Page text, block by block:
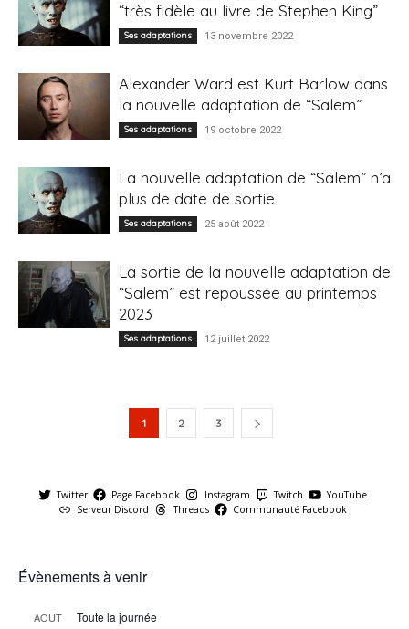
“très fidèle au livre de Stephen King”
Ses adaptations 13 novembre 2022
Alexander Ward est Kurt Barlow dans
la nouvelle adaptation de “Salem”
Ses adaptations 19 octobre 2022
La nouvelle adaptation de “Salem” n’a
plus de date de sortie
Ses adaptations 25 août 2022
La sortie de la nouvelle adaptation de
“Salem” est repoussée au printemps
2023
Ses adaptations 12 juillet 2022
1 2 3
Twitter Page Facebook Instagram Twitch
YouTube
Serveur Discord
Threads Communauté Facebook
Évènements à venir
AOÛT Toute la journée